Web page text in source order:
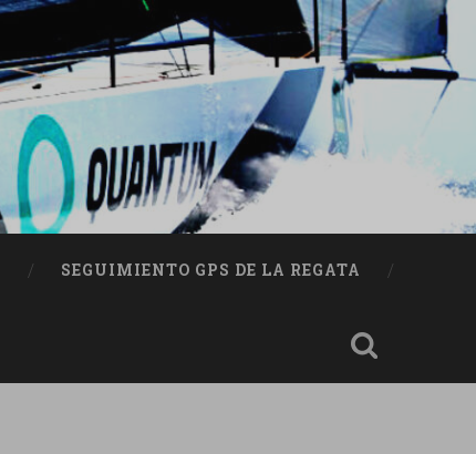
SEGUIMIENTO GPS DE LA REGATA